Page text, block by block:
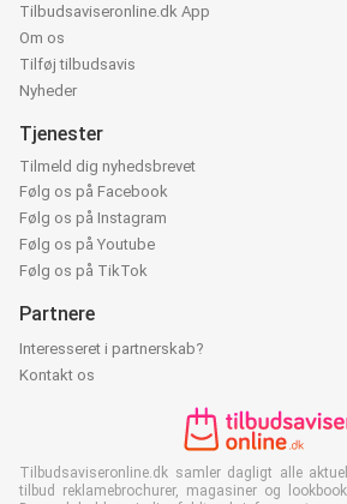
Tilbudsaviseronline.dk App
Om os
Tilføj tilbudsavis
Nyheder
Tjenester
Tilmeld dig nyhedsbrevet
Følg os på Facebook
Følg os på Instagram
Følg os på Youtube
Følg os på TikTok
Partnere
Interesseret i partnerskab?
Kontakt os
Tilbudsaviseronline.dk samler dagligt alle
tilbud reklamebrochurer, magasiner og